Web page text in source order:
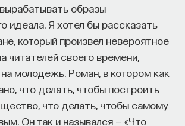
образы
идеала. Я хотел бы рассказать
который произвел невероятное
читателей своего времени,
молодежь. Роман, в котором как
что делать, чтобы построить
что делать, чтобы самому
Он так и назывался — «Что
в самые амбициозные
проекты по всему миру. Если
биоинформатикой, молекулярной
или другими наукоемкими
проект поможет вам найти место
индустрию.
кандидата
вакансии